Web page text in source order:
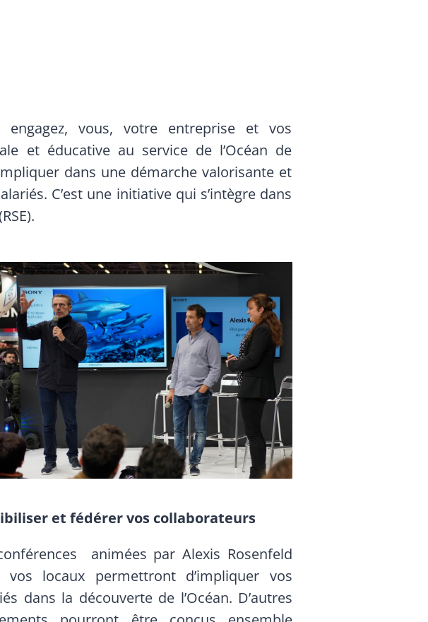
vous, votre entreprise et vos
et éducative au service de l’Océan de
dans une démarche valorisante et
C’est une initiative qui s’intègre dans
et fédérer vos collaborateurs
animées par Alexis Rosenfeld
vos locaux permettront d’impliquer vos
dans la découverte de l’Océan. D’autres